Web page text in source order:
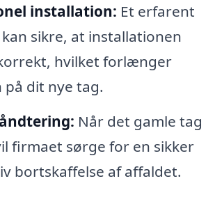
installation: Et erfarent
sikre, at installationen
hvilket forlænger
på dit nye tag.
Når det gamle tag
firmaet sørge for en sikker
bortskaffelse af affaldet.